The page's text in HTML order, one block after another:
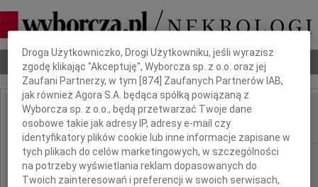
Nekrologi Odeszli Poradnik pogrzebowy
IMIĘ I NAZWISKO: Joanna
REGION: Warszawa
DATA EMISJI: 27.08.2024
Dbamy o Twoją prywatność
Droga Użytkowniczko, Drogi Użytkowniku, jeśli wyrazisz
zgodę klikając "Akceptuję", Wyborcza sp. z o.o. oraz jej
Zaufani Partnerzy, w tym [874 ] Zaufanych Partnerów IAB,
jak również Agora S.A. będąca spółką powiązaną z
Wyborcza sp. z o.o., będą przetwarzać Twoje dane
osobowe takie jak adresy IP, adresy e-mail czy
identyfikatory plików cookie lub inne informacje zapisane w
tych plikach do celów marketingowych, w szczególności
na potrzeby wyświetlania reklam dopasowanych do
Twoich zainteresowań i preferencji w swoich serwisach,